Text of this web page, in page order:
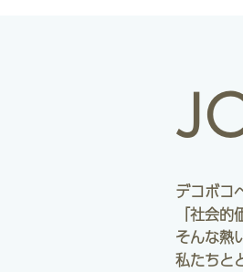
デコボコ
「社会
そんな熱
私たちと